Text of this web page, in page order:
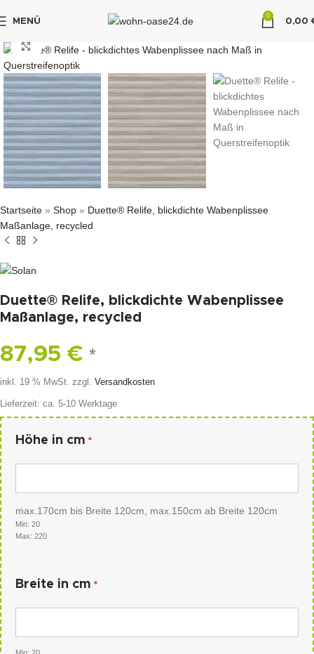
MENÜ
0
0,00
klicken um zu vergrößern
Startseite » Shop » Duette® Relife, blickdichte Wabenplissee
Maßanlage, recycled
Duette® Relife, blickdichte Wabenplissee
Maßanlage, recycled
87,95 € *
inkl. 19 % MwSt. zzgl. Versandkosten
Lieferzeit: ca. 5-10 Werktage
Höhe in cm *
max.170cm bis Breite 120cm, max.150cm ab Breite 120cm
Min: 20
Max: 220
Breite in cm *
Min: 20